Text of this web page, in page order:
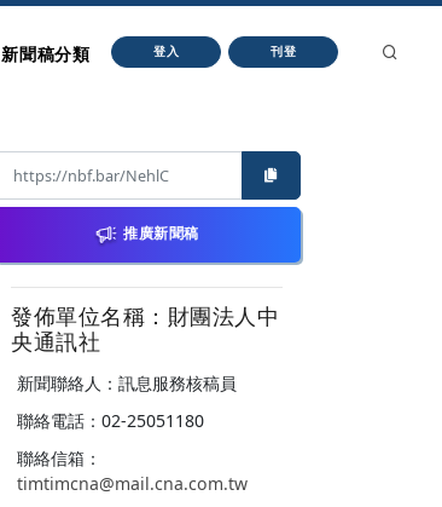
新聞稿分類 登入 刊登
推廣新聞稿
發佈單位名稱：財團法人中
央通訊社
新聞聯絡人：訊息服務核稿員
聯絡電話：02-25051180
聯絡信箱：
timtimcna@mail.cna.com.tw